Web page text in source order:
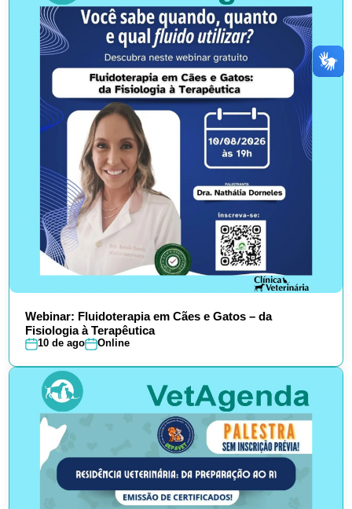
Webinar: Fluidoterapia em Cães e Gatos – da
Fisiologia à Terapêutica
10 de ago Online